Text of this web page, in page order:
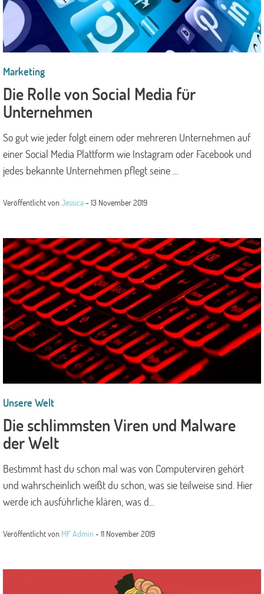
Marketing
Die Rolle von Social Media für
Unternehmen
So gut wie jeder folgt einem oder mehreren Unternehmen auf
einer Social Media Plattform wie Instagram oder Facebook und
jedes bekannte Unternehmen pflegt seine ...
Veröffentlicht vonJessica- 13 November 2019
Unsere Welt
Die schlimmsten Viren und Malware
der Welt
Bestimmt hast du schon mal was von Computerviren gehört
und wahrscheinlich weißt du schon, was sie teilweise sind. Hier
werde ich ausführliche klären, was d...
Veröffentlicht von MF Admin - 11 November 2019